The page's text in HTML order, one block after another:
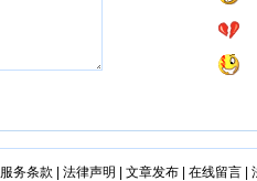
服务条款 法律声明 文章发布| 在线留言|